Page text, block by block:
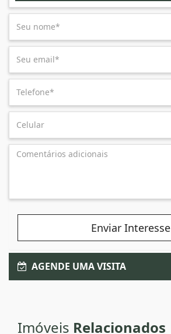
Enviar Interesse
AGENDE UMA VISITA
Imóveis Relacionados